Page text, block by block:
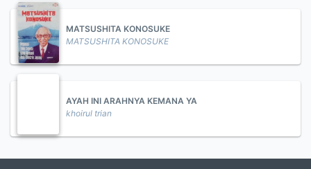
MATSUSHITA KONOSUKE
MATSUSHITA KONOSUKE
AYAH INI ARAHNYA KEMANA YA
khoirul trian